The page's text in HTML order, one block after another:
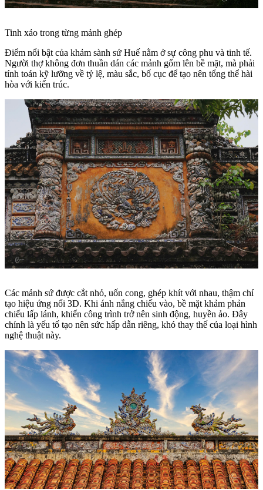
Tinh xảo trong từng mảnh ghép
Điểm nổi bật của khảm sành sứ Huế nằm ở sự công phu và tinh tế.
Người thợ không đơn thuần dán các mảnh gốm lên bề mặt, mà phải
tính toán kỹ lưỡng về tỷ lệ, màu sắc, bố cục để tạo nên tổng thể hài
hòa với kiến trúc.
Các mảnh sứ được cắt nhỏ, uốn cong, ghép khít với nhau, thậm chí
tạo hiệu ứng nổi 3D. Khi ánh nắng chiếu vào, bề mặt khảm phản
chiếu lấp lánh, khiến công trình trở nên sinh động, huyền ảo. Đây
chính là yếu tố tạo nên sức hấp dẫn riêng, khó thay thế của loại hình
nghệ thuật này.